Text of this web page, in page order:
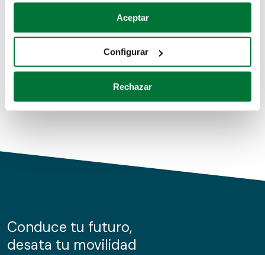
Si lo permite, también quisiéramos:
Recopilar información sobre su ubicación geográfica
Identificar su dispositivo analizándolo activamente
para buscar características específicas (huellas
Obtenga más información sobre cómo se procesan sus
de cookies.
información sobre el uso que haga del sitio web con
nuestros partners de redes sociales, publicidad y análisis
Aceptar
Configurar
Rechazar
Coches de segunda mano
Coches de km0
Conduce tu futuro,
desata tu movilidad